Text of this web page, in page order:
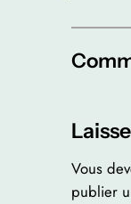
Vous
publier